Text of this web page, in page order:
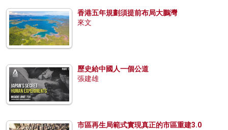
香港五年規劃須提前布局大鵬灣
來文
歷史給中國人一個公道
張建雄
市區再生局範式實現真正的市區重建3.0